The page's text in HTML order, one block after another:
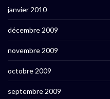
janvier 2010
décembre 2009
novembre 2009
octobre 2009
septembre 2009